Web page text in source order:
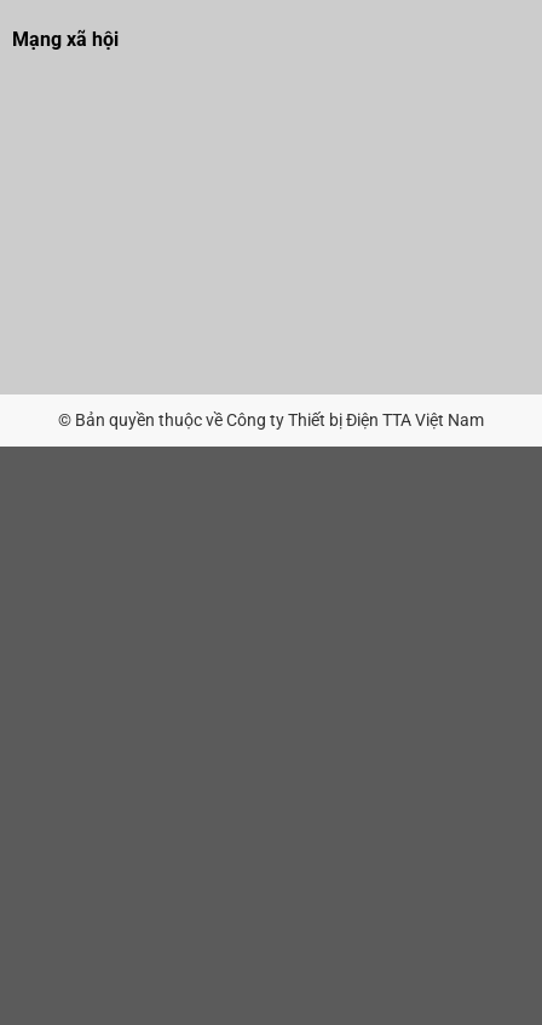
Mạng xã hội
© Bản quyền thuộc về Công ty Thiết bị Điện TTA Việt Nam